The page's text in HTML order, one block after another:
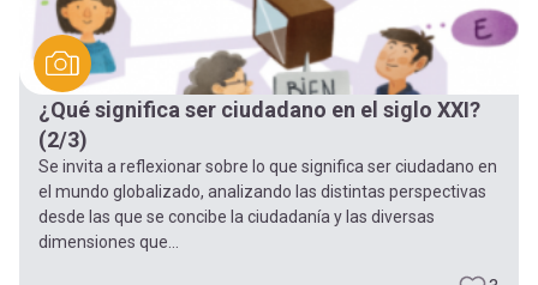
Menú
entrar
navegación
¿Qué significa ser ciudadano en el siglo XXI?
(2/3)
Se invita a reflexionar sobre lo que significa ser ciudadano en
el mundo globalizado, analizando las distintas perspectivas
desde las que se concibe la ciudadanía y las diversas
dimensiones que...